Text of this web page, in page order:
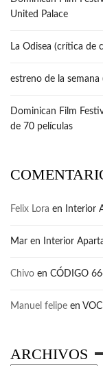
United Palace
La Odisea (crítica de
estreno de la semana
Dominican Film
de 70 películas
Felix Lora en Interior
Mar en Interior
Chivo en CÓDIGO
Manuel felipe en
ARCHIVOS